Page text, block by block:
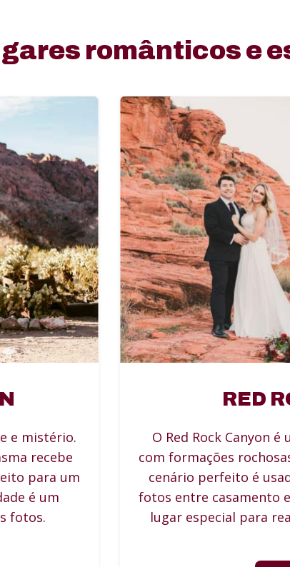
românticos e
e mistério.
recebe
para um
é um
fotos.
RED
O Red Rock Canyon
com formações
cenário perfeito é
fotos entre casamento
lugar especial para